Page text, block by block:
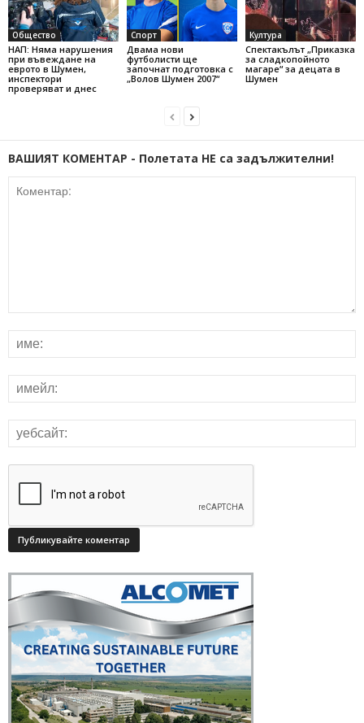
Общество
НАП: Няма нарушения
при въвеждане на
еврото в Шумен,
инспектори
проверяват и днес
Спорт
Двама нови
футболисти ще
започнат подготовка с
„Волов Шумен 2007“
Култура
Спектакълът „Приказка
за сладкопойното
магаре“ за децата в
Шумен
ВАШИЯТ КОМЕНТАР - Полетата НЕ са задължителни!